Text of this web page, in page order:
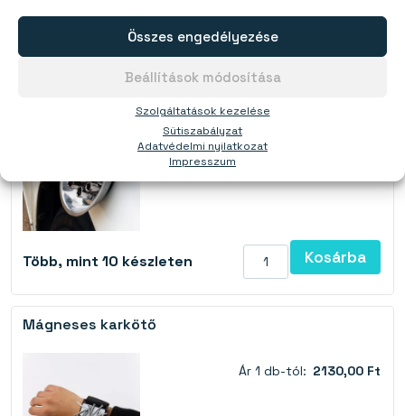
Szolgáltatások kezelése
Összes engedélyezése
Beállítások módosítása
Sütiszabályzat
Adatvédelmi nyilatkozat
Impresszum
Ez is érdekelhet:
Ár 1 db-tól:
Több, mint 10 készleten Kosárba
Mágneses karkötő
Ár 1 db-tól: 2130,00 Ft